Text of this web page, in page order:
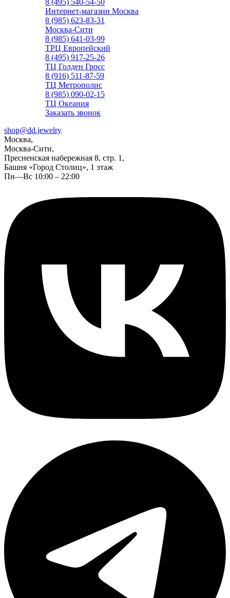
8 (495) 540-54-50
Интернет-магазин Москва
8 (985) 623-83-31
Москва-Сити
8 (985) 641-03-99
ТРЦ Европейский
8 (495) 917-25-26
ТЦ Голден Гросс
8 (916) 511-87-59
ТЦ Метрополис
8 (985) 090-02-15
ТЦ Океания
Заказать звонок
shop@dd.jewelry
Москва,
Москва-Сити,
Пресненская набережная 8, стр. 1,
Башня «Город Столиц», 1 этаж
Пн—Вс 10:00 – 22:00